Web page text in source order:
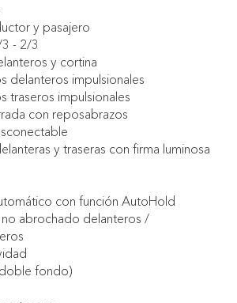
y pasajero
- 2/3
y cortina
delanteros impulsionales
traseros impulsionales
con reposabrazos
y traseras con firma luminosa
con función AutoHold
abrochado delanteros /
fondo)